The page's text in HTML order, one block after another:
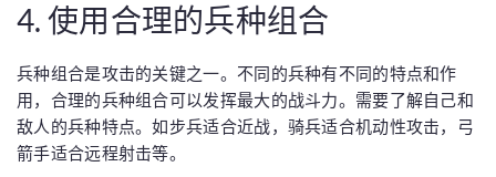
4. 使用合理的兵种组合
兵种组合是攻击的关键之一。不同的兵种有不同的特点和作
用，合理的兵种组合可以发挥最大的战斗力。需要了解自己和
敌人的兵种特点。如步兵适合近战，骑兵适合机动性攻击，弓
箭手适合远程射击等。